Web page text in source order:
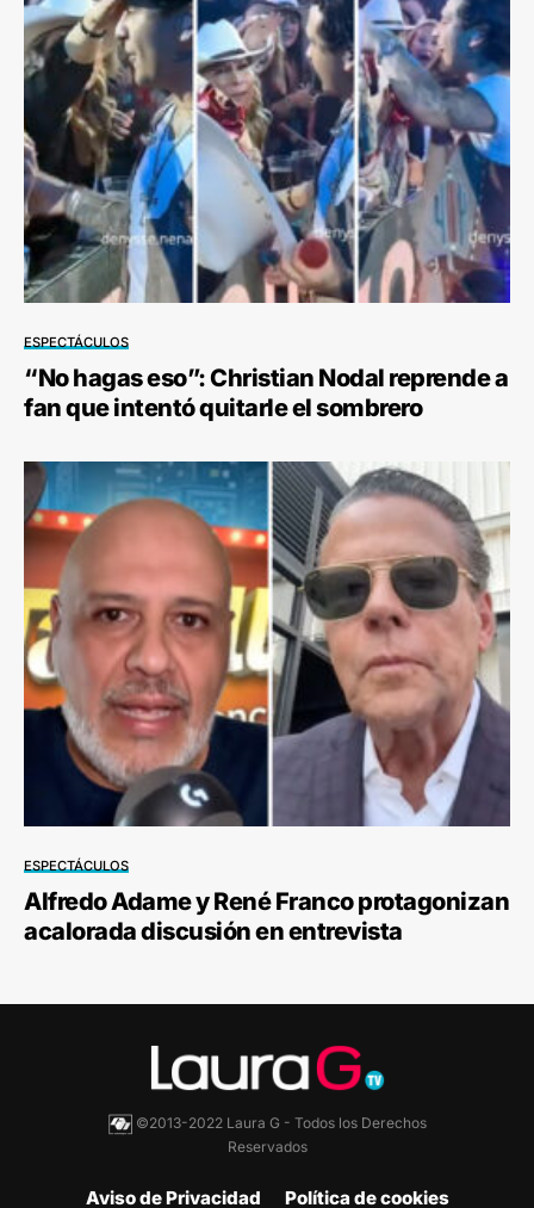
ESPECTÁCULOS
“No hagas eso”: Christian Nodal reprende a
fan que intentó quitarle el sombrero
ESPECTÁCULOS
Alfredo Adame y René Franco protagonizan
acalorada discusión en entrevista
©2013-2022 Laura G - Todos los Derechos
Reservados
Aviso de Privacidad Política de cookies